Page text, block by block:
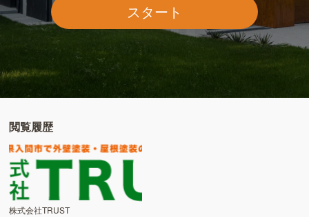
スタート
閲覧履歴
株式会社TRUST